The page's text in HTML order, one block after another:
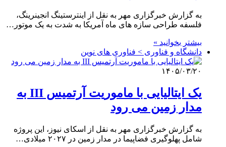
به گزارش خبرگزاری مهر به نقل از اینترستینگ انجینرینگ،
فلسفه طراحی سازه های ماه آمریکا به شدت به یک موتور…
بیشتر بخوانید »
دانشگاه و فناوری > فناوری های نوین
۱۴۰۵/۰۳/۲۰
یک ایتالیایی با ماموریت آرتمیس III به
مدار زمین می رود
به گزارش خبرگزاری مهر به نقل از اسکای نیوز، این پروژه
شامل پهلوگیری فضاپیما در مدار زمین در ۲۰۲۷ میلادی…